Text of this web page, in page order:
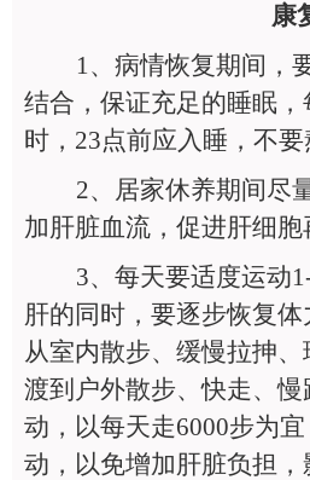
康
1、病情恢复期间，
结合，保证充足的睡眠
时，23点前应入睡，不要
2、居家休养期间尽
加肝脏血流，促进肝细胞
3、每天要适度运动
肝的同时，要逐步恢复
从室内散步、缓慢拉抻
渡到户外散步、快走、
动，以每天走6000步为
动，以免增加肝脏负担，